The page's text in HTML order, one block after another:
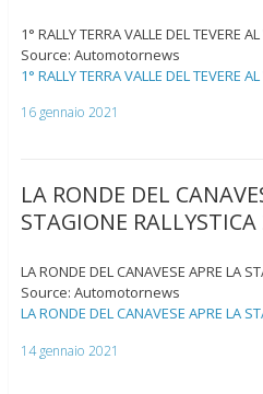
1° RALLY TERRA VALLE DEL TEVERE
Source: Automotornews
1° RALLY TERRA VALLE DEL TEVERE
16 gennaio 2021
LA RONDE DEL
STAGIONE RALLYSTICA
LA RONDE DEL CANAVESE APRE LA
Source: Automotornews
LA RONDE DEL CANAVESE APRE LA
14 gennaio 2021